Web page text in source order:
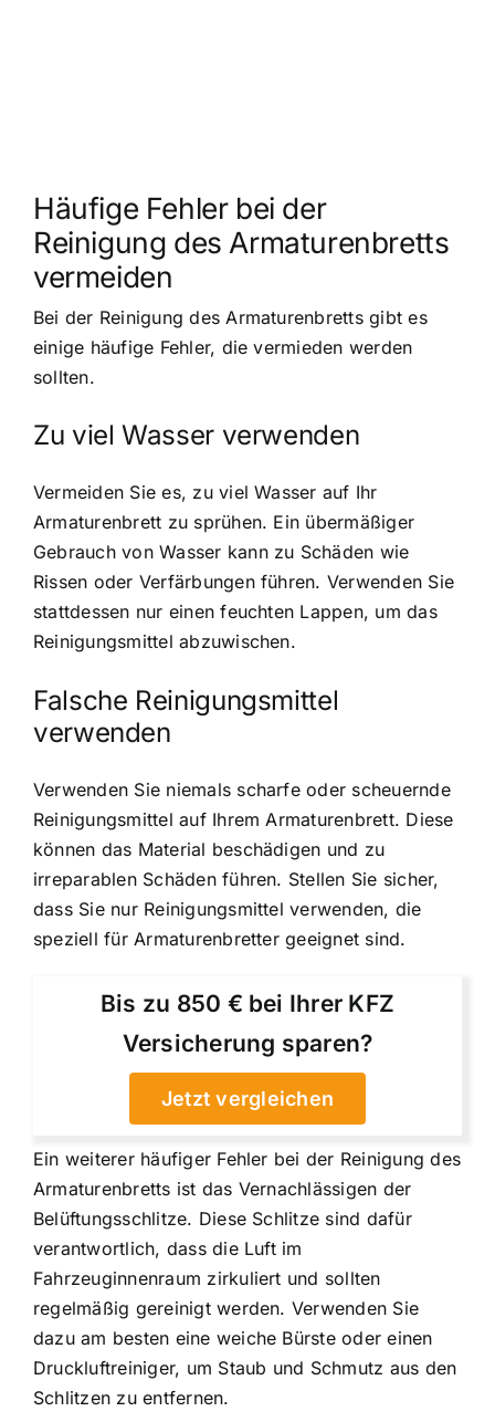
Häufige Fehler bei der
Reinigung des Armaturenbretts
vermeiden
Bei der Reinigung des Armaturenbretts gibt es
einige häufige Fehler, die vermieden werden
sollten.
Zu viel Wasser verwenden
Vermeiden Sie es, zu viel Wasser auf Ihr
Armaturenbrett zu sprühen. Ein übermäßiger
Gebrauch von Wasser kann zu Schäden wie
Rissen oder Verfärbungen führen. Verwenden Sie
stattdessen nur einen feuchten Lappen, um das
Reinigungsmittel abzuwischen.
Falsche Reinigungsmittel
verwenden
Verwenden Sie niemals scharfe oder scheuernde
Reinigungsmittel auf Ihrem Armaturenbrett. Diese
können das Material beschädigen und zu
irreparablen Schäden führen. Stellen Sie sicher,
dass Sie nur Reinigungsmittel verwenden, die
speziell für Armaturenbretter geeignet sind.
Bis zu 850 € bei Ihrer KFZ
Versicherung sparen?
Jetzt vergleichen
Ein weiterer häufiger Fehler bei der Reinigung des
Armaturenbretts ist das Vernachlässigen der
Belüftungsschlitze. Diese Schlitze sind dafür
verantwortlich, dass die Luft im
Fahrzeuginnenraum zirkuliert und sollten
regelmäßig gereinigt werden. Verwenden Sie
dazu am besten eine weiche Bürste oder einen
Druckluftreiniger, um Staub und Schmutz aus den
Schlitzen zu entfernen.